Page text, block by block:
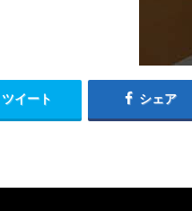
ツイート シェア